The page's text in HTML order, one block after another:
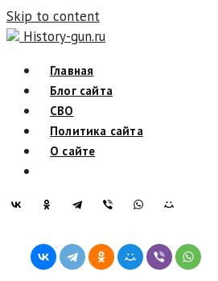
Skip to content
History-gun.ru
Главная
Блог сайта
СВО
Политика сайта
О сайте